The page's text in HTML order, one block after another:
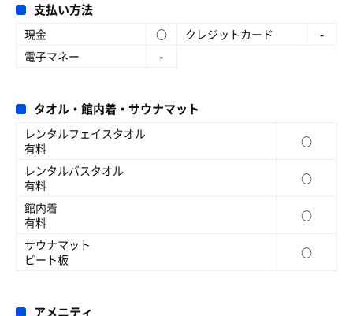
支払い方法
現金 ○ クレジットカード
-
電子マネー
-
タオル・館内着・サウナマット
レンタルフェイスタオル
有料
○
レンタルバスタオル
有料
○
館内着
有料
○
サウナマット
ビート板
○
アメニティ